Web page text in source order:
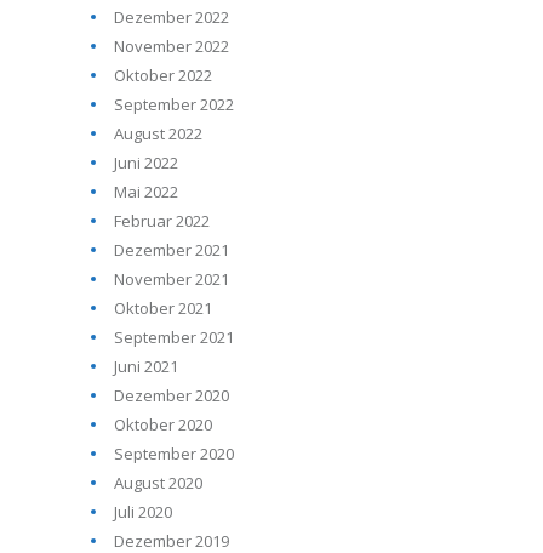
Dezember 2022
November 2022
Oktober 2022
September 2022
August 2022
Juni 2022
Mai 2022
Februar 2022
Dezember 2021
November 2021
Oktober 2021
September 2021
Juni 2021
Dezember 2020
Oktober 2020
September 2020
August 2020
Juli 2020
Dezember 2019